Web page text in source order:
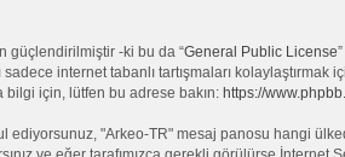
güçlendirilmiştir -ki bu da “General Public License
internet tabanlı tartışmaları kolaylaştırmak
için, lütfen bu adrese bakın: https://
"Arkeo-TR" mesaj panosu hangi